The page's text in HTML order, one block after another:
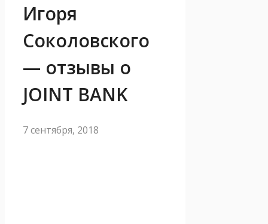
Игоря
Соколовского
— отзывы о
JOINT BANK
7 сентября, 2018